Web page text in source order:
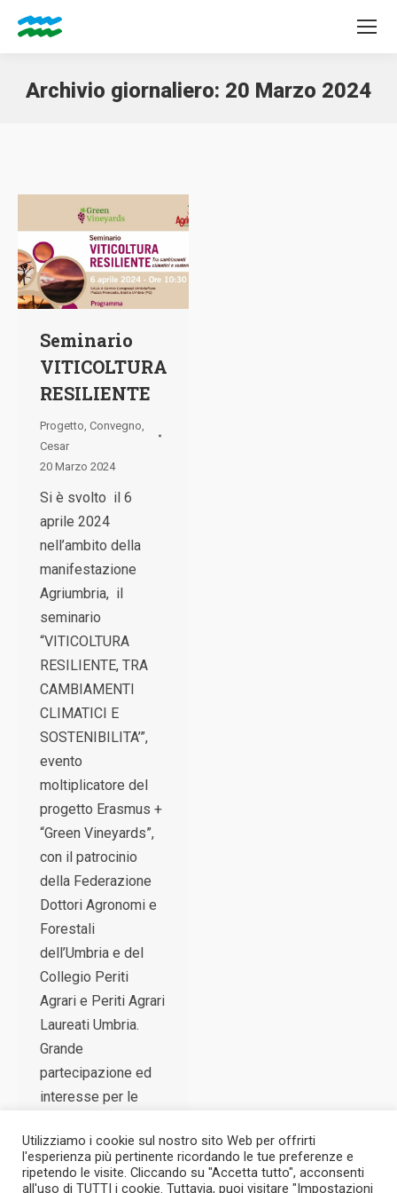
Archivio giornaliero: 20 Marzo 2024
Seminario
VITICOLTURA
RESILIENTE
Progetto Convegno
Cesar
20 Marzo 2024
Si è svolto il 6
aprile 2024
nell’ambito della
manifestazione
Agriumbria, il
seminario
“VITICOLTURA
RESILIENTE, TRA
CAMBIAMENTI
CLIMATICI E
SOSTENIBILITA’”,
evento
moltiplicatore del
progetto Erasmus +
“Green Vineyards”,
con il patrocinio
della Federazione
Dottori Agronomi e
Forestali
dell’Umbria e del
Collegio Periti
Agrari e Periti Agrari
Laureati Umbria.
Grande
partecipazione ed
interesse per le
Utilizziamo i cookie sul nostro sito Web per offrirti
l'esperienza più pertinente ricordando le tue preferenze e
ripetendo le visite. Cliccando su "Accetta tutto", acconsenti
all'uso di TUTTI i cookie. Tuttavia, puoi visitare "Impostazioni